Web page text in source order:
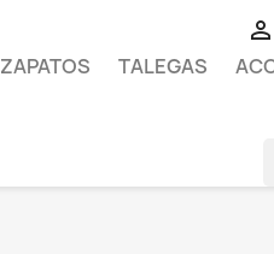

ZAPATOS TALEGAS